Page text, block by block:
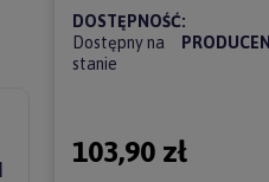
DOSTĘPNOŚĆ:
Dostępny na
stanie
103,90 zł